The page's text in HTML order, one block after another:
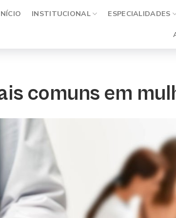
INSTITUCIONAL ESPECIALIDADES
comuns em